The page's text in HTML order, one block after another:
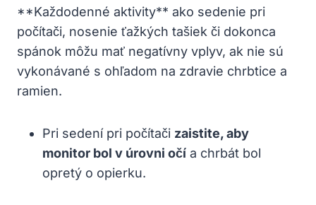
**Každodenné aktivity** ako sedenie pri
počítači, nosenie ťažkých tašiek či dokonca
spánok môžu mať negatívny vplyv, ak nie sú
vykonávané s ohľadom na zdravie chrbtice a
ramien.
Pri sedení pri počítači zaistite, aby
monitor bol v úrovni očí a chrbát bol
opretý o opierku.